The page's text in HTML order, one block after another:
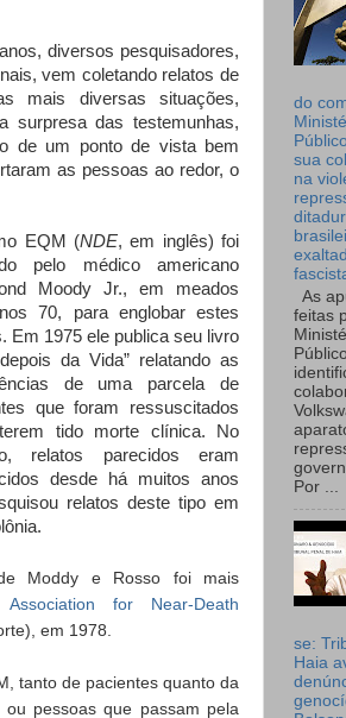
diversos pesquisadores,
vem coletando relatos de
mais diversas situações,
surpresa das testemunhas,
de um ponto de vista bem
as pessoas ao redor, o
EQM (NDE, em inglês) foi
pelo médico americano
Moody Jr., em meados
70, para englobar estes
Em 1975 ele publica seu livro
da Vida” relatando as
de uma parcela de
que foram ressuscitados
tido morte clínica. No
relatos parecidos eram
desde há muitos anos
relatos deste tipo em
Moddy e Rosso foi mais
Association for Near-Death
em 1978.
tanto de pacientes quanto da
pessoas que passam pela
do
sua
na
As
feitas
Por ...
se:
Haia